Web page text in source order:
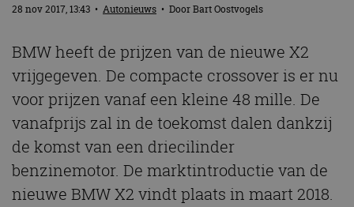
28 nov 2017, 13:43 • Autonieuws • DoorBart Oostvogels
BMW heeft de prijzen van de nieuwe X2
vrijgegeven. De compacte crossover is er nu
voor prijzen vanaf een kleine 48 mille. De
vanafprijs zal in de toekomst dalen dankzij
de komst van een driecilinder
benzinemotor. De marktintroductie van de
nieuwe BMW X2 vindt plaats in maart 2018.